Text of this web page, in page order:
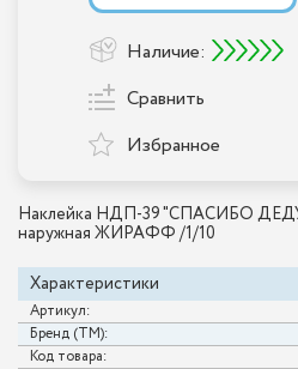
Наклейка НДП-39 "СПАСИБО
наружная ЖИРАФФ /1/10
Характеристики
Артикул:
Бренд (ТМ):
Код товара:
Наличие:
Сравнить
Избранное